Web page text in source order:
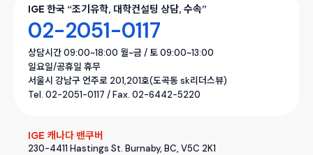
IGE 한국 “조기유학, 대학컨설팅 상담, 수속”
02-2051-0117
상담시간 09:00~18:00 월~금 / 토 09:00~13:00
일요일/공휴일 휴무
서울시 강남구 언주로 201,201호(도곡동 sk리더스뷰)
Tel. 02-2051-0117 / Fax. 02-6442-5220
IGE 캐나다 밴쿠버
230-4411 Hastings St. Burnaby, BC, V5C 2K1